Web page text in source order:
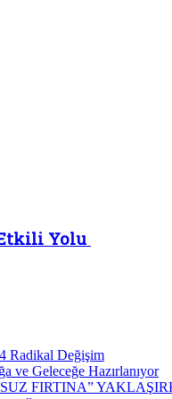
Yolu
Radikal Değişim
ve Geleceğe Hazırlanıyor
FIRTINA”